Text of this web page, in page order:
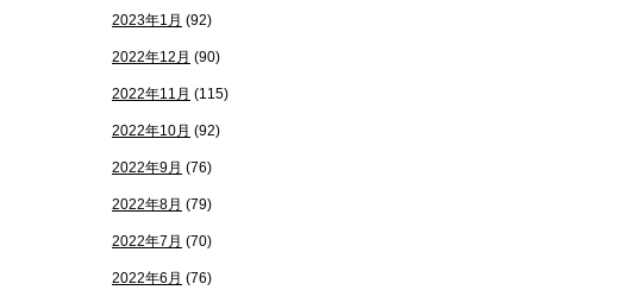
2023年1月 (92)
2022年12月 (90)
2022年11月 (115)
2022年10月 (92)
2022年9月 (76)
2022年8月 (79)
2022年7月 (70)
2022年6月 (76)